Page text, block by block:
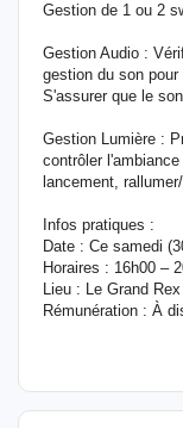
Gestion de 1 ou 2
Gestion Audio :
gestion du son
S'assurer que le
Gestion Lumière :
contrôler
lancement,
Infos pratiques :
Date : Ce samedi
Horaires : 16h00 –
Lieu : Le Grand
Rémunération : À